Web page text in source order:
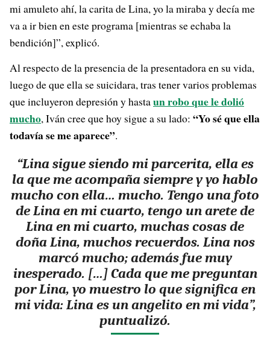
mi amuleto ahí, la carita de Lina, yo la miraba y decía me
va a ir bien en este programa [mientras se echaba la
bendición]”, explicó.
Al respecto de la presencia de la presentadora en su vida,
luego de que ella se suicidara, tras tener varios problemas
que incluyeron depresión y hastaun robo que le dolió
mucho, Iván cree que hoy sigue a su lado: “Yo sé que ella
todavía se me aparece”.
“Lina sigue siendo mi parcerita, ella es
la que me acompaña siempre y yo hablo
mucho con ella… mucho. Tengo una foto
de Lina en mi cuarto, tengo un arete de
Lina en mi cuarto, muchas cosas de
doña Lina, muchos recuerdos. Lina nos
marcó mucho; además fue muy
inesperado. […] Cada que me preguntan
por Lina, yo muestro lo que significa en
mi vida: Lina es un angelito en mi vida”,
puntualizó.